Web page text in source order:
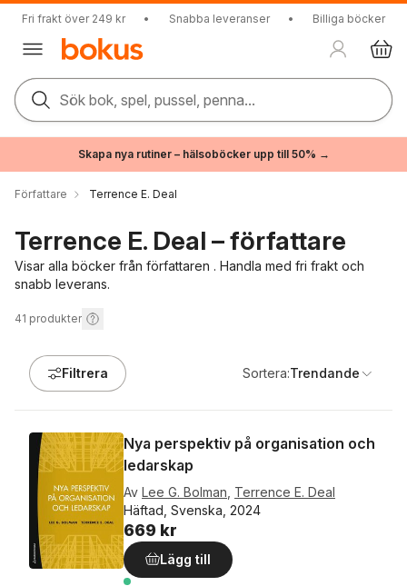
Fri frakt över 249 kr • Snabba leveranser • Billiga böcker
Sök bok, spel, pussel, penna...
Skapa nya rutiner – hälsoböcker upp till 50% →
Författare Terrence E. Deal
Terrence E. Deal – författare
Visar alla böcker från författaren . Handla med fri frakt och
snabb leverans.
41 produkter
Filtrera Sortera:Trendande
Nya perspektiv på organisation och
ledarskap
Av Lee G. Bolman Terrence E. Deal
Häftad, Svenska, 2024
669 kr
Lägg till